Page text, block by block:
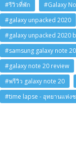
#รีวิวที่พัก
#Galaxy
#galaxy unpacked 2020
#galaxy unpacked 2020
#samsung galaxy note
#galaxy note 20 review
#พรีวิว galaxy note 20
#time lapse - อุทยานแห่ง